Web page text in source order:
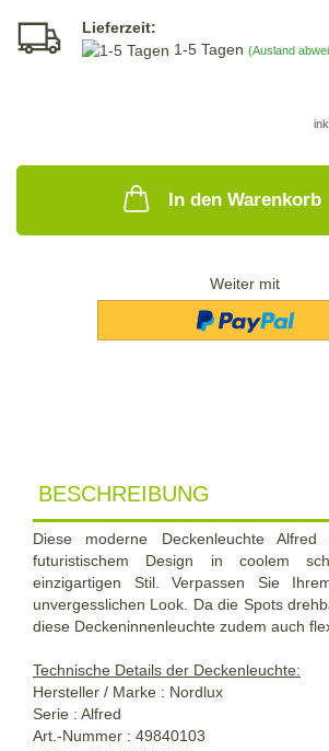
Lieferzeit:
1-5 Tagen (Ausland
In den Warenkorb
Weiter mit
BESCHREIBUNG
Diese moderne Deckenleuchte
futuristischem Design in coolem
einzigartigen Stil. Verpassen Sie
unvergesslichen Look. Da die Spots
diese Deckeninnenleuchte zudem auch
Technische Details der Deckenleuchte:
Hersteller / Marke : Nordlux
Serie : Alfred
Art.-Nummer : 49840103